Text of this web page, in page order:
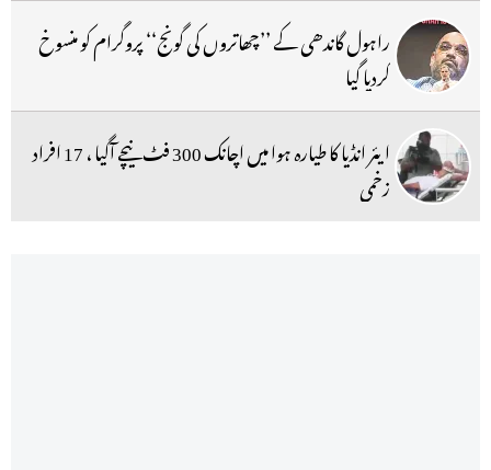
راہول گاندھی کے ’’چھاتروں کی گونج‘‘ پروگرام کو منسوخ
کردیا گیا
ایئر انڈیا کا طیارہ ہوا میں اچانک 300 فٹ نیچے آگیا ، 17 افراد
زخمی